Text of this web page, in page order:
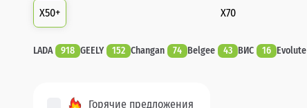
X50+ X70
LADA 918 GEELY 152 Changan 74 Belgee 43 ВИС 16 Evolute
Горячие предложения